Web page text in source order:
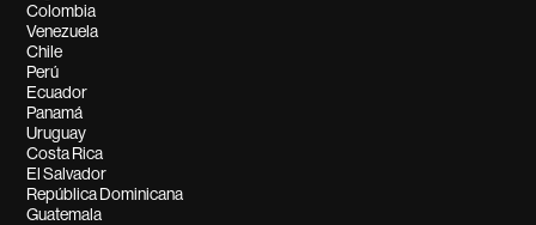
Colombia
Venezuela
Chile
Perú
Ecuador
Panamá
Uruguay
Costa Rica
El Salvador
República Dominicana
Guatemala